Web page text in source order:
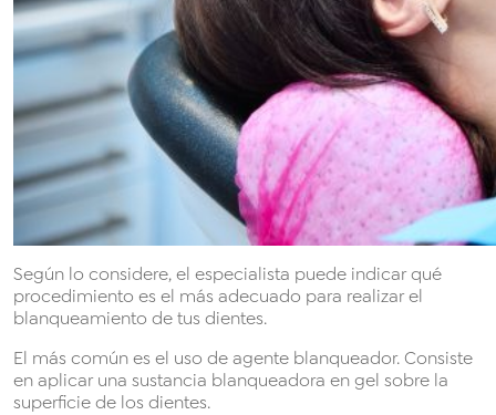
Según lo considere, el especialista puede indicar qué
procedimiento es el más adecuado para realizar el
blanqueamiento de tus dientes.
El más común es el uso de agente blanqueador. Consiste
en aplicar una sustancia blanqueadora en gel sobre la
superficie de los dientes.